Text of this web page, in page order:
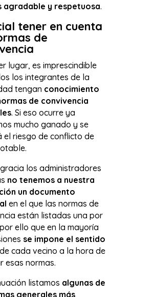
agradable y respetuosa.
tener en cuenta
de
lugar, es imprescindible
los integrantes de la
tengan conocimiento
de convivencia
. Si eso ocurre ya
mucho ganado y se
el riesgo de conflicto de
los administradores
no tenemos a nuestra
un documento
en el que las normas de
están listadas una por
ello que en la mayoría
se impone el sentido
de cada vecino a la hora de
esas normas.
listamos algunas de
generales más